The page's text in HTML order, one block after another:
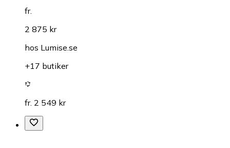
fr.
2 875 kr
hos Lumise.se
+17 butiker
fr. 2 549 kr